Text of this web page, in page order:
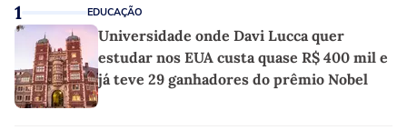
1 EDUCAÇÃO
Universidade onde Davi Lucca quer
estudar nos EUA custa quase R$ 400 mil e
já teve 29 ganhadores do prêmio Nobel